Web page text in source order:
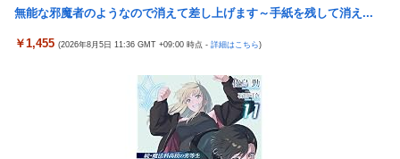
白する…
www
【画像】人気漫画「サンキューピッチ」6巻の表紙、えちえちす
ぎて限界突破ｗｗｗｗ
【世も末】セクシー女優「熊本に300万円寄付」→ (ヽ´ん`)「汚い
病気でウィッグと知った途端、女性社員を無視＆最低の性的暴言
を吐く会社男たち！裏で告発した結果、部署解体＆異動で減給の
通学電車でイキリオタク3人組にイヤホン抜かれて「違法サイト
で見るな！」と絡まれた→「Netflixですが…？」と返したらキョ
ドって別車両へ逃走…20代にもなって群れてイキってくんな
【朗報】「実質賃金」、6カ月連続プラスｗｗｗｗｗ
無能な邪魔者のようなので消えて差し上げます～手紙を残して消え...
￥1,455 (2026年8月5日 11:36 GMT +09:00 時点 - 詳細はこちら)